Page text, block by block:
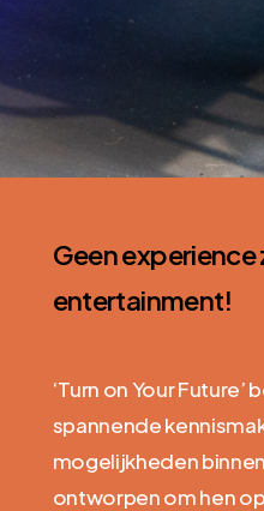
Geen experience
entertainment!
‘Turn on Your
spannende
mogelijkheden
ontworpen om hen